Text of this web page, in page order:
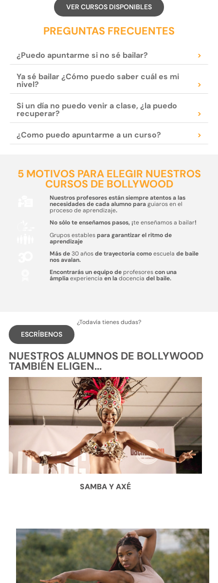
VER CURSOS DISPONIBLES
PREGUNTAS FRECUENTES
¿Puedo apuntarme si no sé bailar? >
Ya sé bailar ¿Cómo puedo saber cuál es mi
nivel? >
Si un día no puedo venir a clase, ¿la puedo
recuperar? >
¿Como puedo apuntarme a un curso? >
5 MOTIVOS PARA ELEGIR NUESTROS
CURSOS DE BOLLYWOOD
Nuestros profesores están siempre atentos a las
necesidades de cada alumno paraguiaros en el
proceso de aprendizaje.
No sólo te enseñamos pasos, ¡te enseñamos a bailar!
Grupos establespara garantizar el ritmo de
aprendizaje
Más de30 añosde trayectoria comoescuela de baile
nos avalan.
Encontrarás un equipo deprofesorescon una
ámpliaexperiencia en ladocencia del baile.
¿Todavía tienes dudas?
ESCRÍBENOS
NUESTROS ALUMNOS DE BOLLYWOOD
TAMBIÉN ELIGEN...
SAMBA Y AXÉ